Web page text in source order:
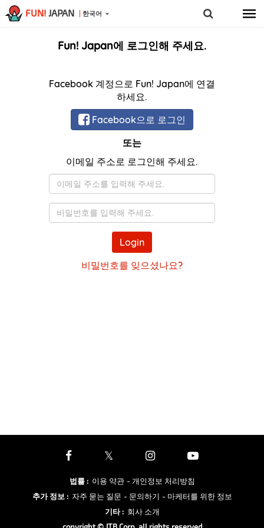
FUN! JAPAN 한국어
Fun! Japan에 로그인해 주세요.
Facebook 계정으로 Fun! Japan에 연결
하세요.
Facebook으로 로그인
또는
이메일 주소로 로그인해 주세요.
이
메
일
비
밀
번
호
Login
비밀번호를 잊으셨나요?
법률: 이용 약관 - 개인정보 처리방침
추가 정보 : 자주 묻는 질문 - 문의하기 - 마케터를 위한 정보
기타: 회사 소개